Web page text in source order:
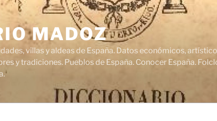
MADOZ
villas y aldeas de España. Datos económicos,
y tradiciones. Pueblos de España. Conocer España.